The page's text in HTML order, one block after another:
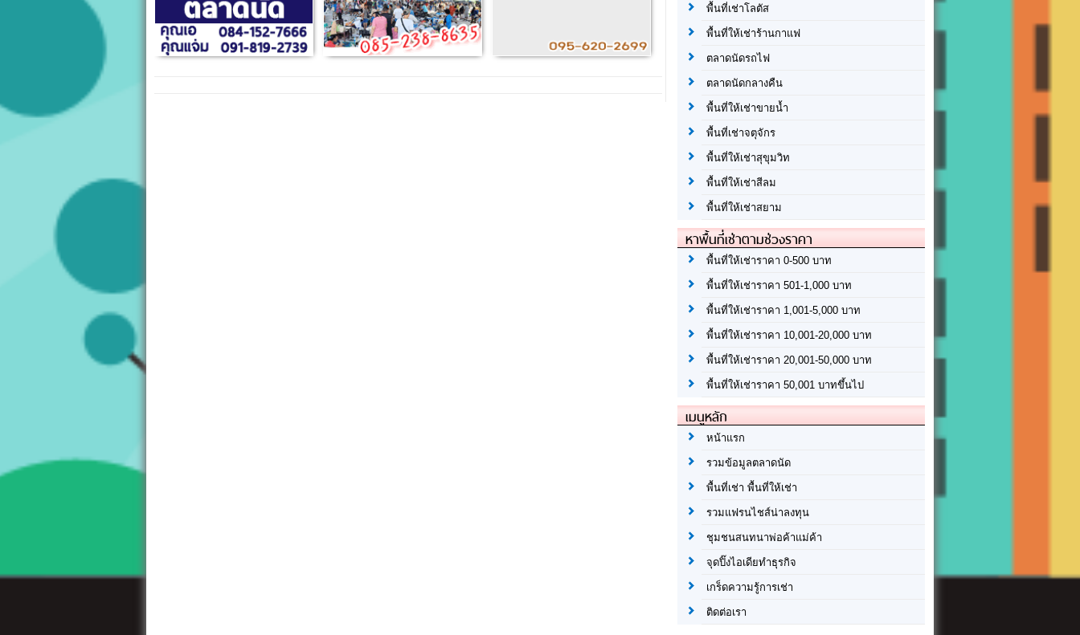
พื้นที่เช่าโลตัส
พื้นที่ให้เช่าร้านกาแฟ
ตลาดนัดรถไฟ
ตลาดนัดกลางคืน
พื้นที่ให้เช่าขายน้ำ
พื้นที่เช่าจตุจักร
พื้นที่ให้เช่าสุขุมวิท
พื้นที่ให้เช่าสีลม
พื้นที่ให้เช่าสยาม
หาพื้นที่เช่าตามช่วงราคา
พื้นที่ให้เช่าราคา 0-500 บาท
พื้นที่ให้เช่าราคา 501-1,000 บาท
พื้นที่ให้เช่าราคา 1,001-5,000 บาท
พื้นที่ให้เช่าราคา 10,001-20,000 บาท
พื้นที่ให้เช่าราคา 20,001-50,000 บาท
พื้นที่ให้เช่าราคา 50,001 บาทขึ้นไป
เมนูหลัก
หน้าแรก
รวมข้อมูลตลาดนัด
พื้นที่เช่า พื้นที่ให้เช่า
รวมแฟรนไชส์น่าลงทุน
ชุมชนสนทนาพ่อค้าแม่ค้า
จุดปิ๊งไอเดียทำธุรกิจ
เกร็ดความรู้การเช่า
ติดต่อเรา